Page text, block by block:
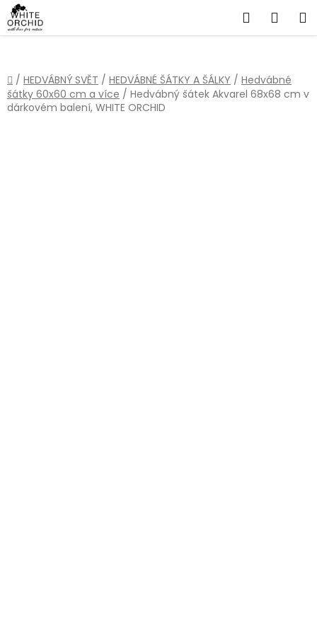
Přejít
na
obsah
Hledat
Domů
/ HEDVÁBNÝ SVĚT / HEDVÁBNÉ ŠÁTKY A ŠÁLKY / Hedvábné
šátky 60x60 cm a více / Hedvábný šátek Akvarel 68x68 cm v
dárkovém balení, WHITE ORCHID